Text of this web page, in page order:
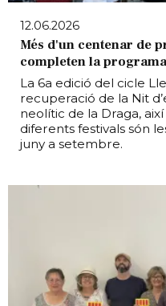
12.06.2026
Més d'un centenar de
completen la
La 6a edició del cicle
recuperació de la Nit
neolític de la Draga,
diferents festivals són
juny a setembre.